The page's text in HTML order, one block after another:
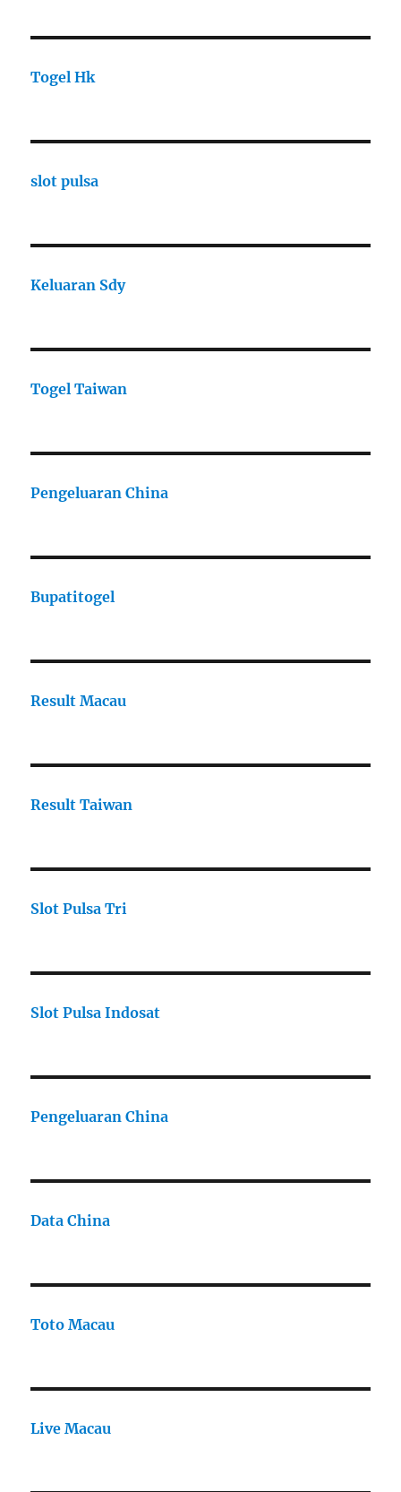
Togel Hk
slot pulsa
Keluaran Sdy
Togel Taiwan
Pengeluaran China
Bupatitogel
Result Macau
Result Taiwan
Slot Pulsa Tri
Slot Pulsa Indosat
Pengeluaran China
Data China
Toto Macau
Live Macau